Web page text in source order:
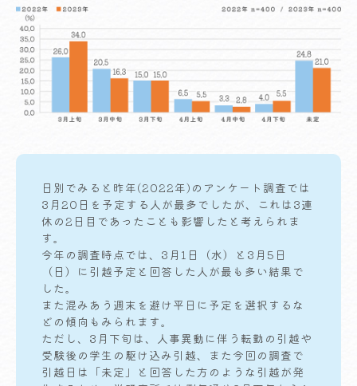
日別でみると昨年(2022年)のアンケート調査では
3月20日を予定する人が最多でしたが、これは3連
休の2日目であったことも影響したと考えられま
す。
今年の調査時点では、3月1日（水）と3月5日
（日）に引越予定と回答した人が最も多い結果で
した。
また混みあう週末を避け平日に予定を選択するな
どの傾向もみられます。
ただし、3月下旬は、人事異動に伴う転勤の引越や
受験後の学生の駆け込み引越、また今回の調査で
引越日は「未定」と回答した方のような引越が発